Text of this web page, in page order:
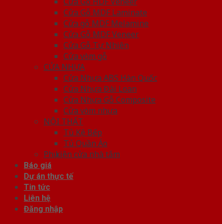
Cửa Gỗ MDF Laminate
Cửa gỗ MDF Melamine
Cửa Gỗ MDF Veneer
Cửa Gỗ Tự Nhiên
Cửa vòm gỗ
CỬA NHỰA
Cửa Nhựa ABS Hàn Quốc
Cửa Nhựa Đài Loan
Cửa Nhựa Gỗ Composite
Cửa vòm nhựa
NỘI THẤT
Tủ Kệ Bếp
Tủ Quần Áo
Phụ kiện cửa nhà tắm
Báo giá
Dự án thực tế
Tin tức
Liên hệ
Đăng nhập